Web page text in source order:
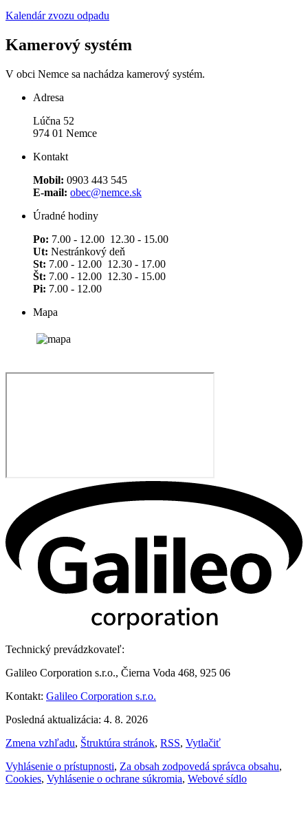
Kalendár zvozu odpadu
Kamerový systém
V obci Nemce sa nachádza kamerový systém.
Adresa
Lúčna 52
974 01 Nemce
Kontakt
Mobil: 0903 443 545
E-mail: obec@nemce.sk
Úradné hodiny
Po: 7.00 - 12.00 12.30 - 15.00
Ut: Nestránkový deň
St: 7.00 - 12.00 12.30 - 17.00
Št: 7.00 - 12.00 12.30 - 15.00
Pi: 7.00 - 12.00
Mapa
Technický prevádzkovateľ:
Galileo Corporation s.r.o., Čierna Voda 468, 925 06
Kontakt: Galileo Corporation s.r.o.
Posledná aktualizácia: 4. 8. 2026
Zmena vzhľadu, Štruktúra stránok, RSS, Vytlačiť
Vyhlásenie o prístupnosti, Za obsah zodpovedá správca obsahu,
Cookies, Vyhlásenie o ochrane súkromia, Webové sídlo